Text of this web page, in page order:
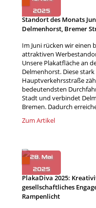
Standort des Monats
Delmenhorst, Bremer
Im Juni rücken wir einen
attraktiven
Unsere Plakatfläche an
Delmenhorst. Diese
Hauptverkehrsstraße
bedeutendsten
Stadt und verbindet
Bremen. Dadurch
Zum Artikel
PlakaDiva 2025:
gesellschaftliches
Rampenlicht